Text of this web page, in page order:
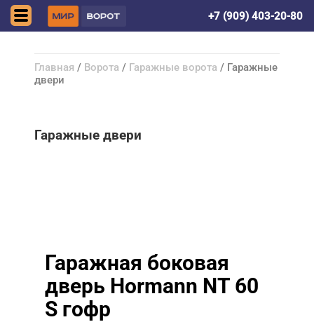
+7 (909) 403-20-80
Главная / Ворота / Гаражные ворота / Гаражные
двери
Гаражные двери
Гаражная боковая
дверь Hormann NT 60
S гофр